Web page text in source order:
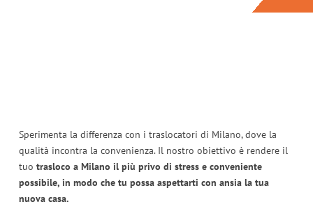
Sperimenta la differenza con i traslocatori di Milano, dove la
qualità incontra la convenienza. Il nostro obiettivo è rendere il
tuo trasloco a Milano il più privo di stress e conveniente
possibile, in modo che tu possa aspettarti con ansia la tua
nuova casa.